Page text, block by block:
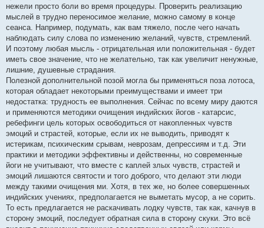
нежели просто боли во время процедуры. Проверить реализацию
мыслей в трудно переносимое желание, можно самому в конце
сеанса. Например, подумать, как вам тяжело, после чего начать
наблюдать силу слова по изменению желаний, чувств, стремлений.
И поэтому любая мысль - отрицательная или положительная - будет
иметь свое значение, что не желательно, так как увеличит ненужные,
лишние, душевные страдания.
Полезной дополнительной позой могла бы применяться поза лотоса,
которая обладает некоторыми преимуществами и имеет три
недостатка: трудность ее выполнения. Сейчас по всему миру даются
и применяются методики очищения индийских йогов - катарсис,
ребефинги цель которых освободиться от накопленных чувств
эмоций и страстей, которые, если их не выводить, приводят к
истерикам, психическим срывам, неврозам, депрессиям и т.д. Эти
практики и методики эффективны и действенны, но современные
йоги не учитывают, что вместе с каплей злых чувств, страстей и
эмоций лишаются святости и того доброго, что делают эти люди
между такими очищения ми. Хотя, в тех же, но более совершенных
индийских учениях, предполагается не выметать мусор, а не сорить.
То есть предлагается не раскачивать лодку чувств, так как, качнув в
сторону эмоций, последует обратная сила в сторону скуки. Это всё